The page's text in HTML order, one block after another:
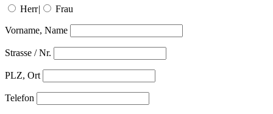
Herr| Frau
Vorname, Name
Strasse / Nr.
PLZ, Ort
Telefon